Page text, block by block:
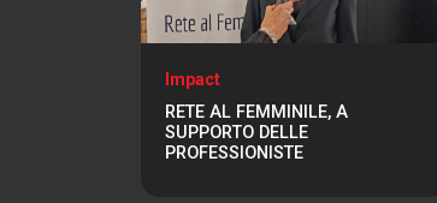
Impact
RETE AL FEMMINILE, A
SUPPORTO DELLE
PROFESSIONISTE